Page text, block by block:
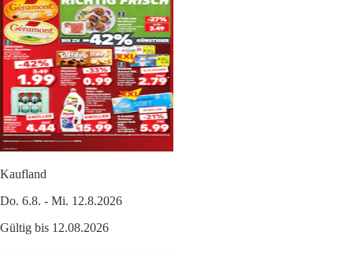
Kaufland
Do. 6.8. - Mi. 12.8.2026
Gültig bis 12.08.2026